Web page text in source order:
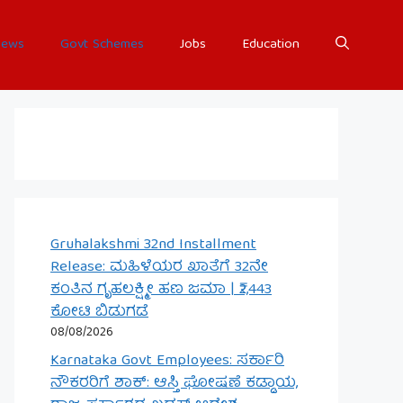
Govt Schemes Jobs Education
Gruhalakshmi 32nd Installment
Release: ಮಹಿಳೆಯರ ಖಾತೆಗೆ 32ನೇ
ಕಂತಿನ ಗೃಹಲಕ್ಷ್ಮೀ ಹಣ ಜಮಾ | ₹2,443
ಕೋಟಿ ಬಿಡುಗಡೆ
08/08/2026
Karnataka Govt Employees: ಸರ್ಕಾರಿ
ನೌಕರರಿಗೆ ಶಾಕ್: ಆಸ್ತಿ ಘೋಷಣೆ ಕಡ್ಡಾಯ,